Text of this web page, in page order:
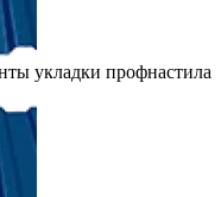
укладки профнастила